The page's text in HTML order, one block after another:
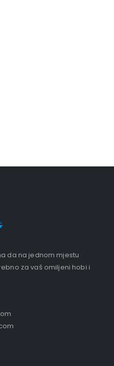
da na jednom mjestu
za vaš omiljeni hobi i